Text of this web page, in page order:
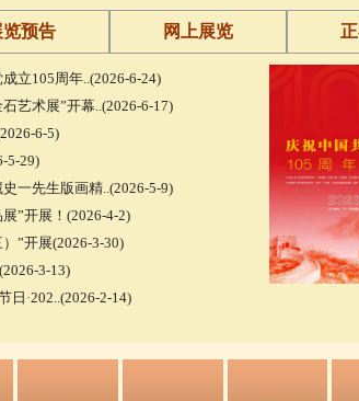
览预告 网上展览
立105周年..(2026-6-24)
艺术展”开幕..(2026-6-17)
6-5)
5-29)
一先生版画精..(2026-5-9)
”开展！(2026-4-2)
”开展(2026-3-30)
3-13)
日·202..(2026-2-14)